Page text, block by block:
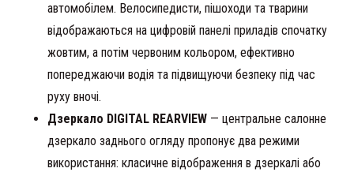
автомобілем. Велосипедисти, пішоходи та тварини
відображаються на цифровій панелі приладів спочатку
жовтим, а потім червоним кольором, ефективно
попереджаючи водія та підвищуючи безпеку під час
руху вночі.
Дзеркало DIGITAL REARVIEW — центральне салонне
дзеркало заднього огляду пропонує два режими
використання: класичне відображення в дзеркалі або